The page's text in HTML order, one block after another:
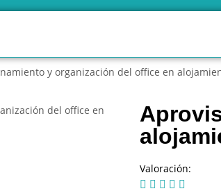
y organización del office en
Valoración:
    